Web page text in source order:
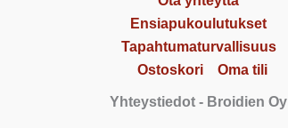
Ensiapukoulutukset
Tapahtumaturvallisuus
Ostoskori
Oma tili
Yhteystiedot - Broidien Oy